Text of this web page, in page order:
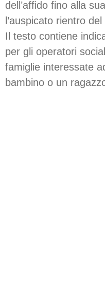
dell’affido fino alla
l’auspicato rientro
Il testo contiene
per gli operatori
famiglie interessate
bambino o un